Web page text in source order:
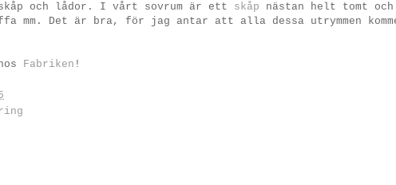
och lådor. I vårt sovrum är ett skåp nästan helt tomt
mm. Det är bra, för jag antar att alla dessa utrymmen
Fabriken !